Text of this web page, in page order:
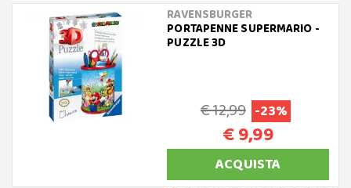
RAVENSBURGER
PORTAPENNE SUPERMARIO -
PUZZLE 3D
€ 12,99 -23%
€ 9,99
ACQUISTA